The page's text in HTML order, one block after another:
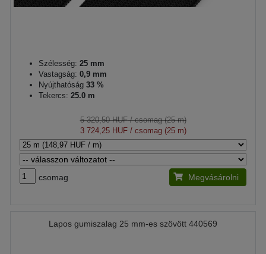
Szélesség: 25 mm
Vastagság: 0,9 mm
Nyújthatóság 33 %
Tekercs: 25.0 m
5 320,50 HUF/ csomag (25 m)
3 724,25 HUF/ csomag (25 m)
csomag Megvásárolni
Lapos gumiszalag 25 mm-es szövött 440569